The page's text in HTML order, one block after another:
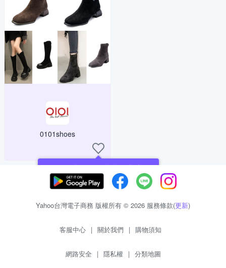
0101shoes
現在可以追蹤你喜愛的商店！
Yahoo台灣電子商務 版權所有 © 2026 服務條款(更新)
客服中心 | 關於我們 | 購物須知
網路安全 | 隱私權 | 分類地圖